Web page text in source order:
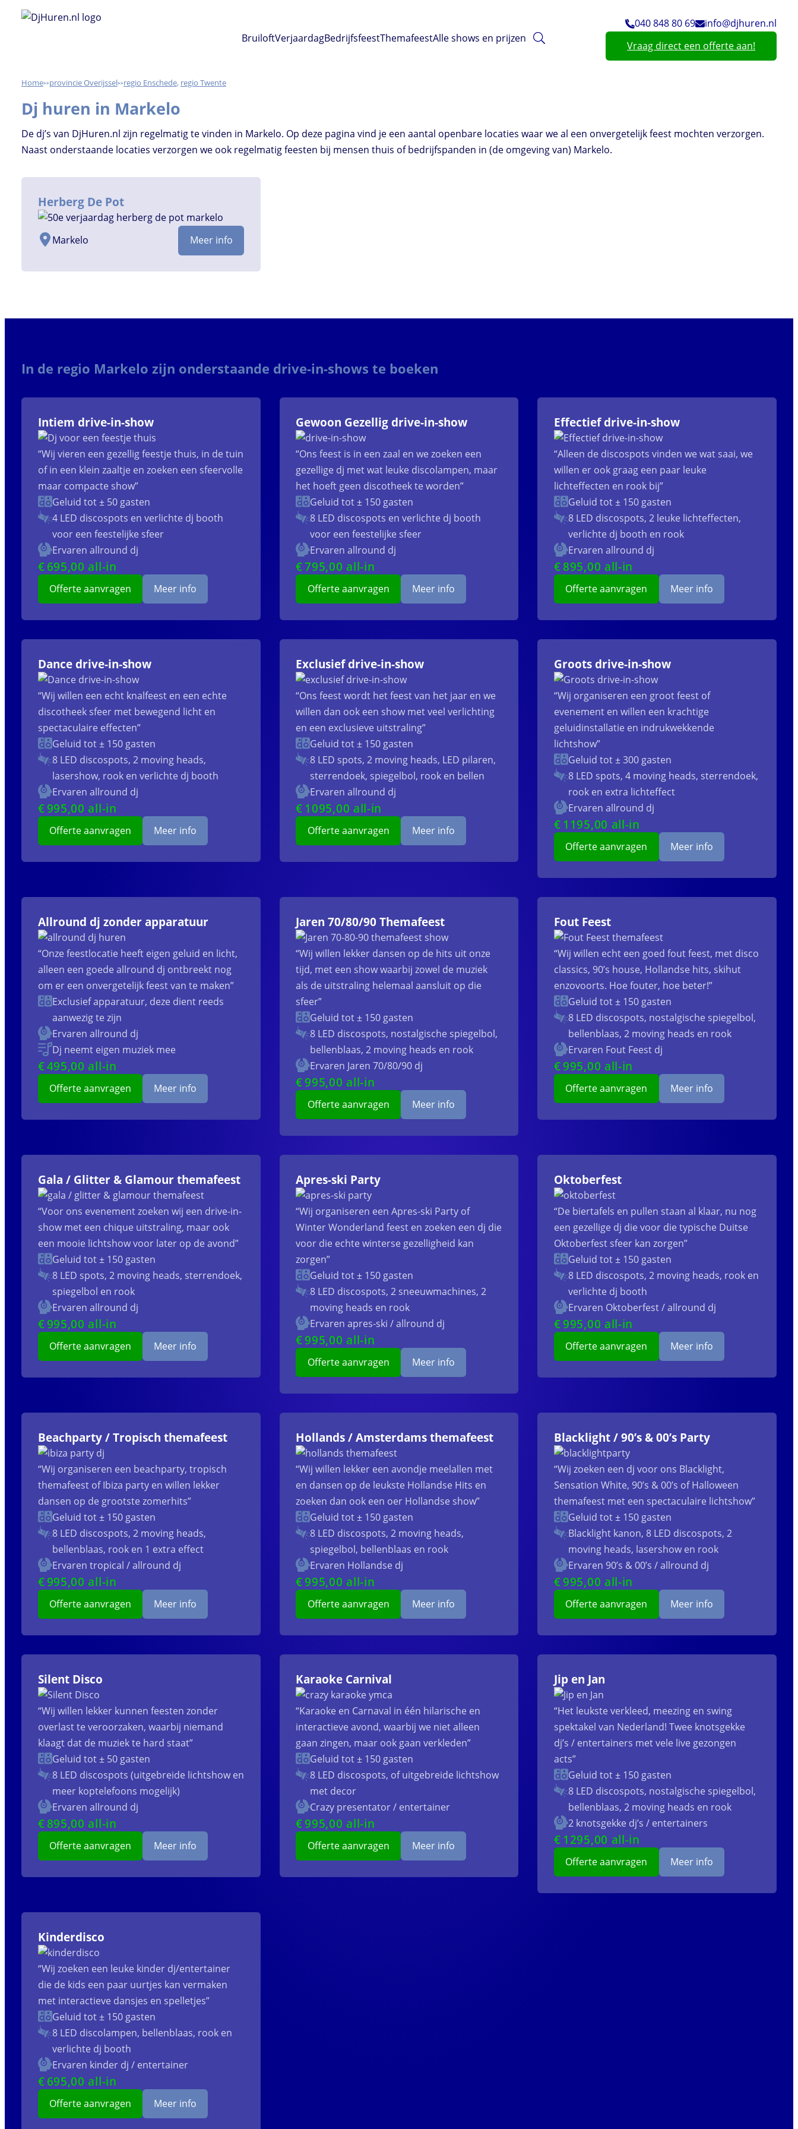
BruiloftVerjaardagBedrijfsfeestThemafeestAlle shows en prijzen
040 848 80 69
info@djhuren.nl
Vraag direct een offerte aan!
Home>> Overijssel>> Enschede, Twente
Dj huren in Markelo
De dj’s van DjHuren.nl zijn regelmatig te vinden in Markelo. Op deze pagina vind je een aantal openbare locaties waar we al een onvergetelijk feest mochten verzorgen.
Naast onderstaande locaties verzorgen we ook regelmatig feesten bij mensen thuis of bedrijfspanden in (de omgeving van) Markelo.
Herberg De Pot
Markelo Meer info
In de regio Markelo zijn onderstaande drive-in-shows te boeken
Intiem drive-in-show
“Wij vieren een gezellig feestje thuis, in de tuin
of in een klein zaaltje en zoeken een sfeervolle
maar compacte show”
Geluid tot ± 50 gasten
4 LED discospots en verlichte dj booth
voor een feestelijke sfeer
Ervaren allround dj
€ 695,00 all-in
Offerte aanvragen Meer info
Gewoon Gezellig drive-in-show
“Ons feest is in een zaal en we zoeken een
gezellige dj met wat leuke discolampen, maar
het hoeft geen discotheek te worden”
Geluid tot ± 150 gasten
8 LED discospots en verlichte dj booth
voor een feestelijke sfeer
Ervaren allround dj
€795,00 all-in
Offerte aanvragen Meer info
Effectief drive-in-show
“Alleen de discospots vinden we wat saai, we
willen er ook graag een paar leuke
lichteffecten en rook bij”
Geluid tot ± 150 gasten
8 LED discospots, 2 leuke lichteffecten,
verlichte dj booth en rook
Ervaren allround dj
€895,00 all-in
Offerte aanvragen Meer info
Dance drive-in-show
“Wij willen een echt knalfeest en een echte
discotheek sfeer met bewegend licht en
spectaculaire effecten”
Geluid tot ± 150 gasten
8 LED discospots, 2 moving heads,
lasershow, rook en verlichte dj booth
Ervaren allround dj
€995,00 all-in
Offerte aanvragen Meer info
Exclusief drive-in-show
“Ons feest wordt het feest van het jaar en we
willen dan ook een show met veel verlichting
en een exclusieve uitstraling”
Geluid tot ± 150 gasten
8 LED spots, 2 moving heads, LED pilaren,
sterrendoek, spiegelbol, rook en bellen
Ervaren allround dj
€ 1095,00 all-in
Offerte aanvragen Meer info
Groots drive-in-show
“Wij organiseren een groot feest of
evenement en willen een krachtige
geluidinstallatie en indrukwekkende
lichtshow”
Geluid tot ± 300 gasten
8 LED spots, 4 moving heads, sterrendoek,
rook en extra lichteffect
Ervaren allround dj
€ 1195,00 all-in
Offerte aanvragen Meer info
Allround dj zonder apparatuur
“Onze feestlocatie heeft eigen geluid en licht,
alleen een goede allround dj ontbreekt nog
om er een onvergetelijk feest van te maken”
Exclusief apparatuur, deze dient reeds
aanwezig te zijn
Ervaren allround dj
Dj neemt eigen muziek mee
€495,00 all-in
Offerte aanvragen Meer info
Jaren 70/80/90 Themafeest
“Wij willen lekker dansen op de hits uit onze
tijd, met een show waarbij zowel de muziek
als de uitstraling helemaal aansluit op die
sfeer”
Geluid tot ± 150 gasten
8 LED discospots, nostalgische spiegelbol,
bellenblaas, 2 moving heads en rook
Ervaren Jaren 70/80/90 dj
€995,00 all-in
Offerte aanvragen Meer info
Fout Feest
“Wij willen echt een goed fout feest, met disco
classics, 90’s house, Hollandse hits, skihut
enzovoorts. Hoe fouter, hoe beter!”
Geluid tot ± 150 gasten
8 LED discospots, nostalgische spiegelbol,
bellenblaas, 2 moving heads en rook
Ervaren Fout Feest dj
€995,00 all-in
Offerte aanvragen Meer info
Gala / Glitter & Glamour themafeest
“Voor ons evenement zoeken wij een drive-in-
show met een chique uitstraling, maar ook
een mooie lichtshow voor later op de avond”
Geluid tot ± 150 gasten
8 LED spots, 2 moving heads, sterrendoek,
spiegelbol en rook
Ervaren allround dj
€995,00 all-in
Offerte aanvragen Meer info
Apres-ski Party
“Wij organiseren een Apres-ski Party of
Winter Wonderland feest en zoeken een dj die
voor die echte winterse gezelligheid kan
zorgen”
Geluid tot ± 150 gasten
8 LED discospots, 2 sneeuwmachines, 2
moving heads en rook
Ervaren apres-ski / allround dj
€995,00 all-in
Offerte aanvragen Meer info
Oktoberfest
“De biertafels en pullen staan al klaar, nu nog
een gezellige dj die voor die typische Duitse
Oktoberfest sfeer kan zorgen”
Geluid tot ± 150 gasten
8 LED discospots, 2 moving heads, rook en
verlichte dj booth
Ervaren Oktoberfest / allround dj
€995,00 all-in
Offerte aanvragen Meer info
Beachparty / Tropisch themafeest
“Wij organiseren een beachparty, tropisch
themafeest of Ibiza party en willen lekker
dansen op de grootste zomerhits”
Geluid tot ± 150 gasten
8 LED discospots, 2 moving heads,
bellenblaas, rook en 1 extra effect
Ervaren tropical / allround dj
€995,00 all-in
Offerte aanvragen Meer info
Hollands / Amsterdams themafeest
“Wij willen lekker een avondje meelallen met
en dansen op de leukste Hollandse Hits en
zoeken dan ook een oer Hollandse show”
Geluid tot ± 150 gasten
8 LED discospots, 2 moving heads,
spiegelbol, bellenblaas en rook
Ervaren Hollandse dj
€995,00 all-in
Offerte aanvragen Meer info
Blacklight / 90’s & 00’s Party
“Wij zoeken een dj voor ons Blacklight,
Sensation White, 90’s & 00’s of Halloween
themafeest met een spectaculaire lichtshow”
Geluid tot ± 150 gasten
Blacklight kanon, 8 LED discospots, 2
moving heads, lasershow en rook
Ervaren 90’s & 00’s / allround dj
€995,00 all-in
Offerte aanvragen Meer info
Silent Disco
“Wij willen lekker kunnen feesten zonder
overlast te veroorzaken, waarbij niemand
klaagt dat de muziek te hard staat”
Geluid tot ± 50 gasten
8 LED discospots (uitgebreide lichtshow en
meer koptelefoons mogelijk)
Ervaren allround dj
€895,00 all-in
Offerte aanvragen Meer info
Karaoke Carnival
“Karaoke en Carnaval in één hilarische en
interactieve avond, waarbij we niet alleen
gaan zingen, maar ook gaan verkleden”
Geluid tot ± 150 gasten
8 LED discospots, of uitgebreide lichtshow
met decor
Crazy presentator / entertainer
€995,00 all-in
Offerte aanvragen Meer info
Jip en Jan
“Het leukste verkleed, meezing en swing
spektakel van Nederland! Twee knotsgekke
dj’s / entertainers met vele live gezongen
acts”
Geluid tot ± 150 gasten
8 LED discospots, nostalgische spiegelbol,
bellenblaas, 2 moving heads en rook
2 knotsgekke dj’s / entertainers
€ 1295,00 all-in
Offerte aanvragen Meer info
Kinderdisco
“Wij zoeken een leuke kinder dj/entertainer
die de kids een paar uurtjes kan vermaken
met interactieve dansjes en spelletjes”
Geluid tot ± 150 gasten
8 LED discolampen, bellenblaas, rook en
verlichte dj booth
Ervaren kinder dj / entertainer
€ 695,00 all-in
Offerte aanvragen Meer info